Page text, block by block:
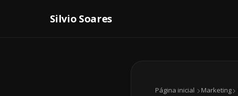
Página inicial Marketing